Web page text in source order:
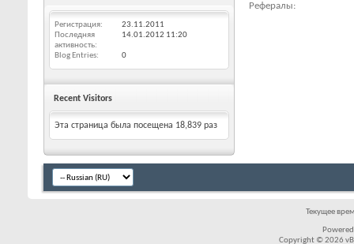
Регистрация
23.11.2011
Последняя
активность
14.01.2012 11:20
Blog Entries 0
Recent Visitors
Эта страница была посещена 18,839 раз
Рефералы
Текущее
Copyright © 2026